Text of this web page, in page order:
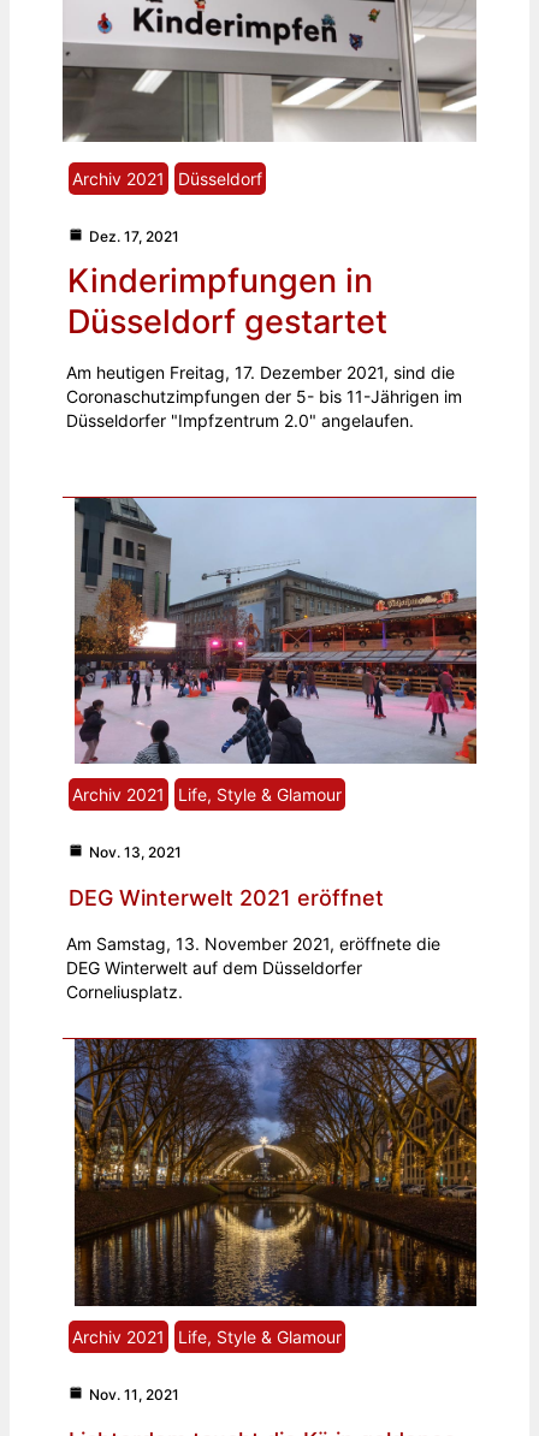
Archiv 2021 Düsseldorf
Dez. 17, 2021
Kinderimpfungen in
Düsseldorf gestartet
Am heutigen Freitag, 17. Dezember 2021, sind die
Coronaschutzimpfungen der 5- bis 11-Jährigen im
Düsseldorfer "Impfzentrum 2.0" angelaufen.
Archiv 2021 Life, Style & Glamour
Nov. 13, 2021
DEG Winterwelt 2021 eröffnet
Am Samstag, 13. November 2021, eröffnete die
DEG Winterwelt auf dem Düsseldorfer
Corneliusplatz.
Archiv 2021 Life, Style & Glamour
Nov. 11, 2021